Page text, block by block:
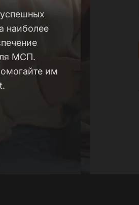
наиболее
МСП.
им